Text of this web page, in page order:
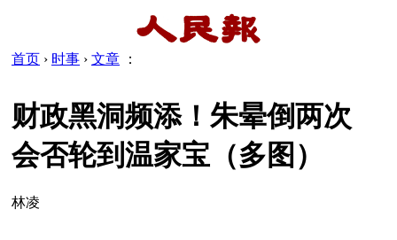
首页 › 时事 › 文章 ：
财政黑洞频添！朱晕倒两次
会否轮到温家宝（多图）
林凌